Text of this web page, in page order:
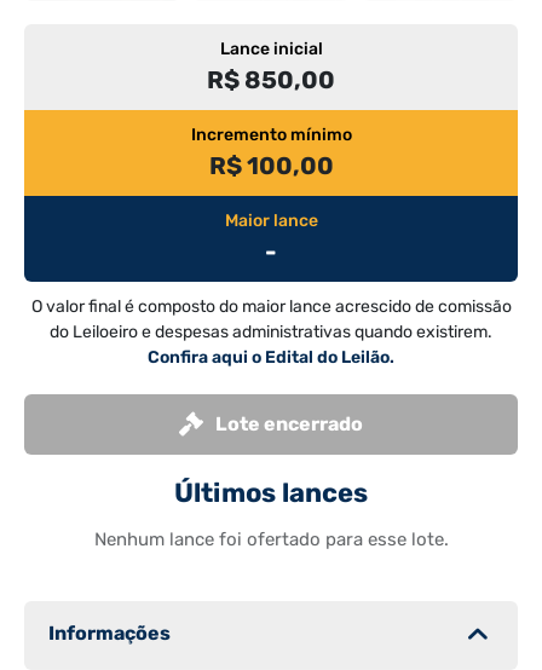
Lance inicial
R$ 850,00
Incremento mínimo
R$ 100,00
Maior lance
-
O valor final é composto do maior lance acrescido de comissão
do Leiloeiro e despesas administrativas quando existirem.
Confira aqui o Edital do Leilão.
Lote encerrado
Últimos lances
Nenhum lance foi ofertado para esse lote.
Informações